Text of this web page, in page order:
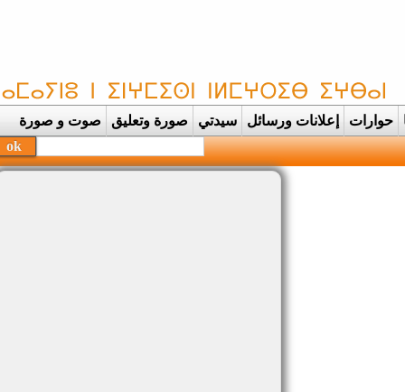
حوارات إعلانات ورسائل سيدتي صورة وتعليق صوت و صورة